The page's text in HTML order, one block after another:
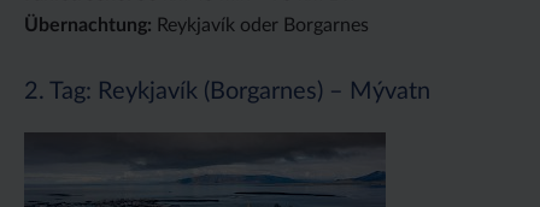
Übernachtung: Reykjavík oder Borgarnes
2. Tag: Reykjavík (Borgarnes) – Mývatn